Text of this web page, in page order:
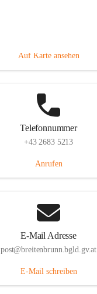
Auf Karte ansehen
Telefonnummer
+43 2683 5213
Anrufen
E-Mail Adresse
post@breitenbrunn.bgld.gv.at
E-Mail schreiben